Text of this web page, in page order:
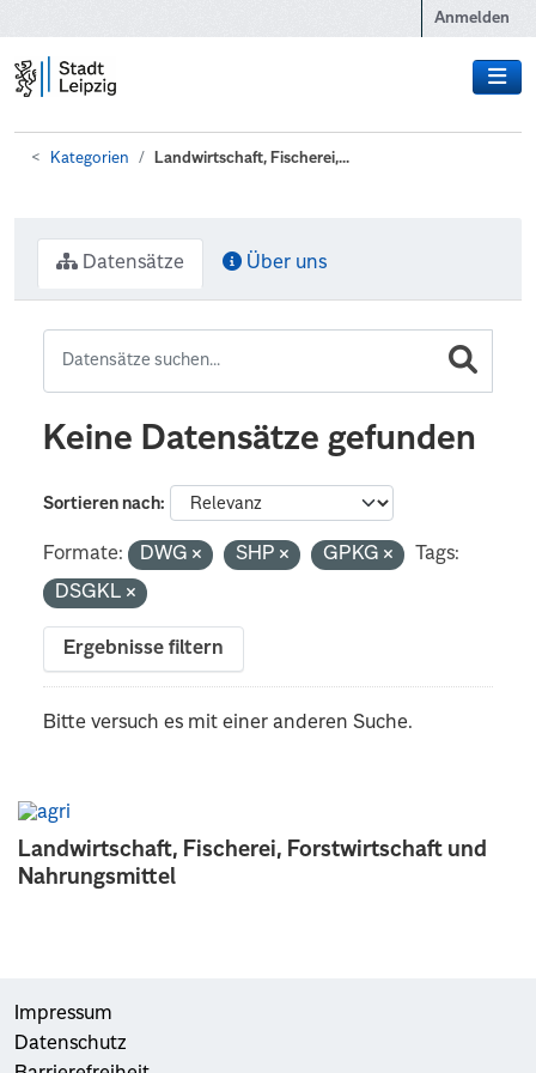
Anmelden
Kategorien Landwirtschaft, Fischerei,...
Landwirtschaft, Fischerei, Forstwirtschaft und
Nahrungsmittel
Datensätze Über uns
Keine Datensätze gefunden
Sortieren nach
Formate: DWG SHP GPKG
Tags:
DSGKL
Ergebnisse filtern
Bitte versuch es mit einer anderen Suche.
Impressum
Datenschutz